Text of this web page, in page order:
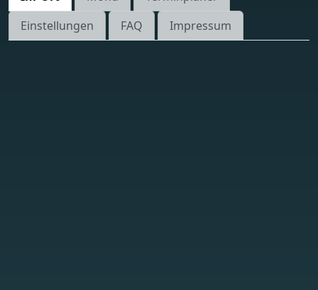
Einstellungen
FAQ Impressum